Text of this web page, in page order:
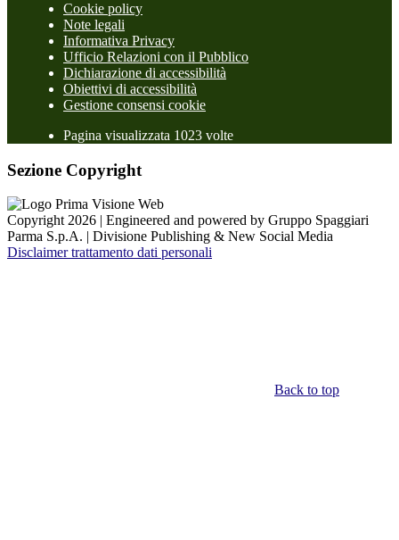
Cookie policy
Note legali
Informativa Privacy
Ufficio Relazioni con il Pubblico
Dichiarazione di accessibilità
Obiettivi di accessibilità
Gestione consensi cookie
Pagina visualizzata 1023 volte
Sezione Copyright
Copyright 2026 | Engineered and powered by Gruppo Spaggiari
Parma S.p.A. | Divisione Publishing & New Social Media
Disclaimer trattamento dati personali
Back to top